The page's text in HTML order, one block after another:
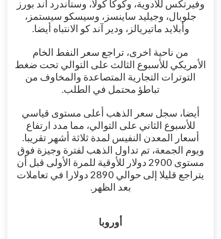
وفيرتكس للأدوية، وكوكا كولا، وستاندرد آند بورز
جلوبال، وجيليد ساينسز، وسيسكو سيستمز،
وأبلايد ماتيريالز، ودير آند كو الانتباه أيضا.
من ناحية اخرى، تراجع سعر النفط الخام
الأمريكي للأسبوع الثالث على التوالي تحت ضغط
التوترات التجارية المتصاعدة والمخاوف من
تباطؤ محتمل في الطلب.
أيضا، سجل سعر الذهب أعلى مستوى قياسي
للأسبوع الثاني على التوالي، مما مدد ارتفاع
أسعار المعدن النفيس لمدة ثلاثة أشهر تقريبا.
ويوم الجمعة، تم تداول الذهب لفترة وجيزة فوق
مستوى 2900 دولار للأوقية للمرة الأولى قبل أن
يتراجع قليلا إلى حوالي 2890 دولارا في تعاملات
بعد الظهر.
أوروبا